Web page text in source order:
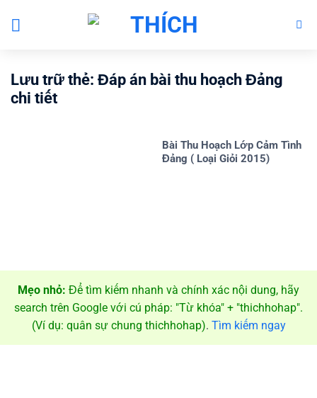
Lưu trữ thẻ: Đáp án bài thu hoạch Đảng
chi tiết
Bài Thu Hoạch Lớp Cảm Tình
Đảng ( Loại Giỏi 2015)
Mẹo nhỏ: Để tìm kiếm nhanh và chính xác nội dung, hãy
search trên Google với cú pháp: "Từ khóa" + "thichhohap".
(Ví dụ: quân sự chung thichhohap). Tìm kiếm ngay